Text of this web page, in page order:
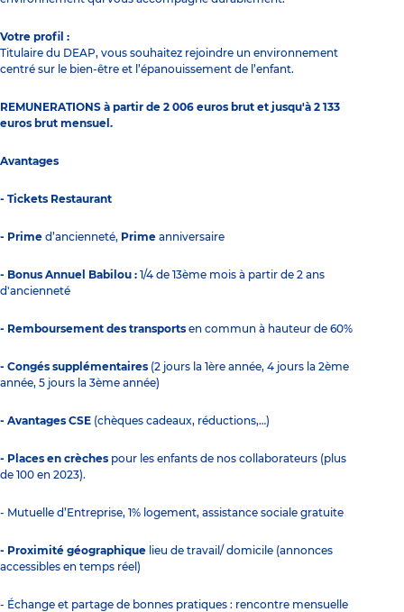
Votre profil :
Titulaire du DEAP, vous souhaitez rejoindre un environnement
centré sur le bien-être et l’épanouissement de l’enfant.
REMUNERATIONS à partir de 2 006 euros brut et jusqu'à 2 133
euros brut mensuel.
Avantages
- Tickets Restaurant
- Prime d’ancienneté, Prime anniversaire
- Bonus Annuel Babilou : 1/4 de 13ème mois à partir de 2 ans
d'ancienneté
- Remboursement des transports en commun à hauteur de 60%
- Congés supplémentaires (2 jours la 1ère année, 4 jours la 2ème
année, 5 jours la 3ème année)
- Avantages CSE (chèques cadeaux, réductions,…)
- Places en crèches pour les enfants de nos collaborateurs (plus
de 100 en 2023).
- Mutuelle d’Entreprise, 1% logement, assistance sociale gratuite
- Proximité géographique lieu de travail/ domicile (annonces
accessibles en temps réel)
- Échange et partage de bonnes pratiques : rencontre mensuelle